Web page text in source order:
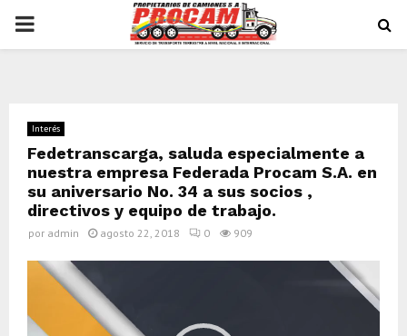
PRIMARY
Interés
Fedetranscarga, saluda especialmente a
nuestra empresa Federada Procam S.A. en
su aniversario No. 34 a sus socios ,
directivos y equipo de trabajo.
por admin agosto 22, 2018 0 909
p